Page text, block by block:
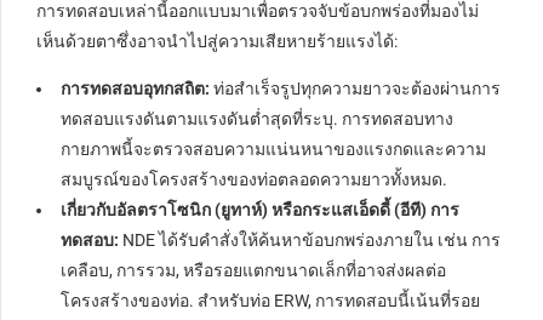
การทดสอบเหล่านี้ออกแบบมาเพื่อตรวจจับข้อบกพร่องที่มองไม่
เห็นด้วยตาซึ่งอาจนำไปสู่ความเสียหายร้ายแรงได้:
การทดสอบอุทกสถิต: ท่อสำเร็จรูปทุกความยาวจะต้องผ่านการ
ทดสอบแรงดันตามแรงดันต่ำสุดที่ระบุ. การทดสอบทาง
กายภาพนี้จะตรวจสอบความแน่นหนาของแรงกดและความ
สมบูรณ์ของโครงสร้างของท่อตลอดความยาวทั้งหมด.
เกี่ยวกับอัลตราโซนิก (ยูทาห์) หรือกระแสเอ็ดดี้ (อีที) การ
ทดสอบ: NDE ได้รับคำสั่งให้ค้นหาข้อบกพร่องภายใน เช่น การ
เคลือบ, การรวม, หรือรอยแตกขนาดเล็กที่อาจส่งผลต่อ
โครงสร้างของท่อ. สำหรับท่อ ERW, การทดสอบนี้เน้นที่รอย